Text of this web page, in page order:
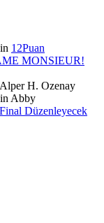
12Puan
MONSIEUR!
Alper H. Ozenay
Abby
Düzenleyecek